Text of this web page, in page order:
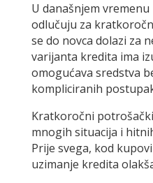
U današnjem
odlučuju za
se do novca dolazi za
varijanta kredita ima
omogućava sredstva
kompliciranih
Kratkoročni
mnogih situacija i
Prije svega, kod
uzimanje kredita